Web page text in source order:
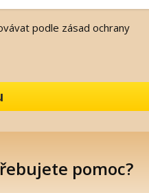
podle zásad ochrany
pomoc?